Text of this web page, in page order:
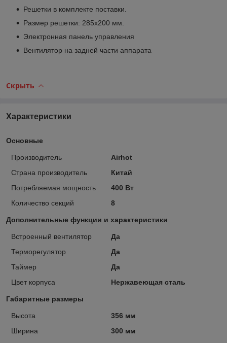
Решетки в комплекте поставки.
Размер решетки: 285x200 мм.
Электронная панель управления
Вентилятор на задней части аппарата
Скрыть
Характеристики
Основные
Производитель
Airhot
Страна производитель
Китай
Потребляемая мощность
400 Вт
Количество секций
8
Дополнительные функции и характеристики
Встроенный вентилятор
Да
Терморегулятор
Да
Таймер
Да
Цвет корпуса
Нержавеющая сталь
Габаритные размеры
Высота
356 мм
Ширина
300 мм